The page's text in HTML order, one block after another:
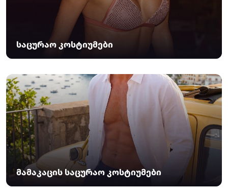
საცურაო კოსტიუმები
მამაკაცის საცურაო კოსტიუმები